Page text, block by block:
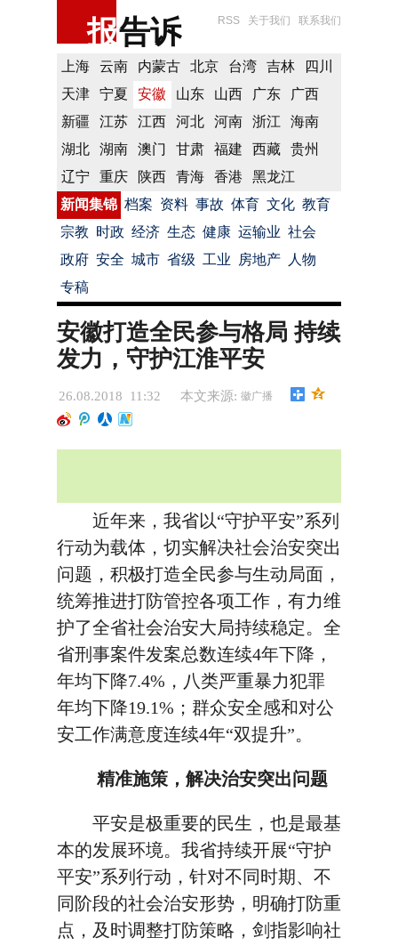
报告诉 RSS 关于我们 联系我们
上海 云南 内蒙古 北京 台湾 吉林
四川
天津
宁夏 安徽 山东 山西 广东
广西
新疆
江苏 江西 河北 河南 浙江
海南
湖北
湖南 澳门 甘肃 福建 西藏
贵州
辽宁
重庆 陕西 青海 香港
黑龙江
新闻集锦 档案 资料 事故 体育 文化 教育
宗教 时政 经济 生态 健康 运输业 社会
政府 安全 城市 省级 工业 房地产
人物
专稿
安徽打造全民参与格局 持续
发力，守护江淮平安
26.08.2018 11:32 本文来源: 徽广播
近年来，我省以“守护平安”系列
行动为载体，切实解决社会治安突出
问题，积极打造全民参与生动局面，
统筹推进打防管控各项工作，有力维
护了全省社会治安大局持续稳定。全
省刑事案件发案总数连续4年下降，
年均下降7.4%，八类严重暴力犯罪
年均下降19.1%；群众安全感和对公
安工作满意度连续4年“双提升”。
精准施策，解决治安突出问题
平安是极重要的民生，也是最基
本的发展环境。我省持续开展“守护
平安”系列行动，针对不同时期、不
同阶段的社会治安形势，明确打防重
点，及时调整打防策略，剑指影响社